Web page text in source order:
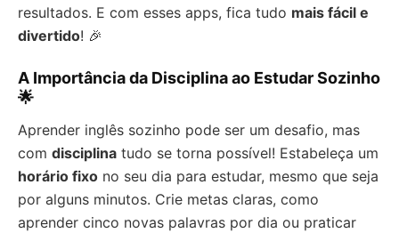
resultados. E com esses apps, fica tudo mais fácil e
divertido! 🎉
A Importância da Disciplina ao Estudar Sozinho
🌟
Aprender inglês sozinho pode ser um desafio, mas
com disciplina tudo se torna possível! Estabeleça um
horário fixo no seu dia para estudar, mesmo que seja
por alguns minutos. Crie metas claras, como
aprender cinco novas palavras por dia ou praticar